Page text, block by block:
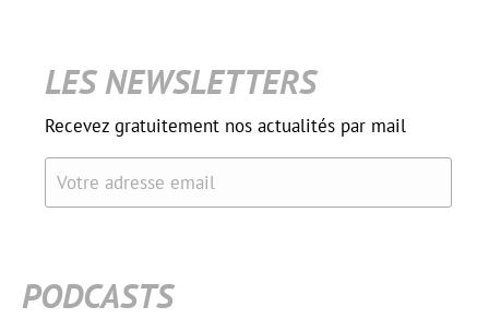
LES NEWSLETTERS
Recevez gratuitement nos actualités par mail
Votre adresse email
PODCASTS